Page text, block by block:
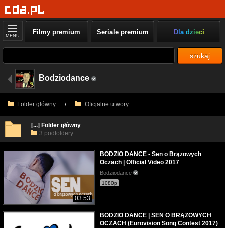
MENU Filmy premium Seriale premium Dla dzieci
szukaj
Bodziodance
Folder główny / Oficjalne utwory
[...] Folder główny
3 podfoldery
03:53
BODZIO DANCE - Sen o Brązowych
Oczach | Official Video 2017
Bodziodance
1080p
BODZIO DANCE | SEN O BRĄZOWYCH
OCZACH (Eurovision Song Contest 2017)